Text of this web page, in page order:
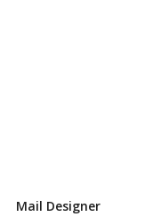
Mail Designer